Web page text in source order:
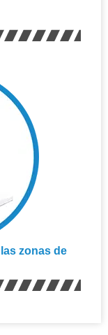
zonas de